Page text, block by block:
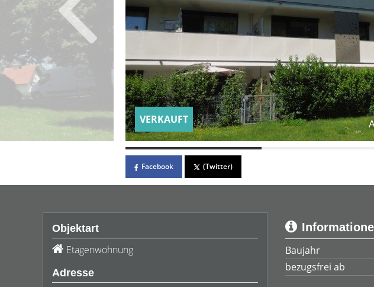
VERKAUFT
Facebook (Twitter)
Objektart
Etagenwohnung
Adresse
Baujahr
bezugsfrei ab